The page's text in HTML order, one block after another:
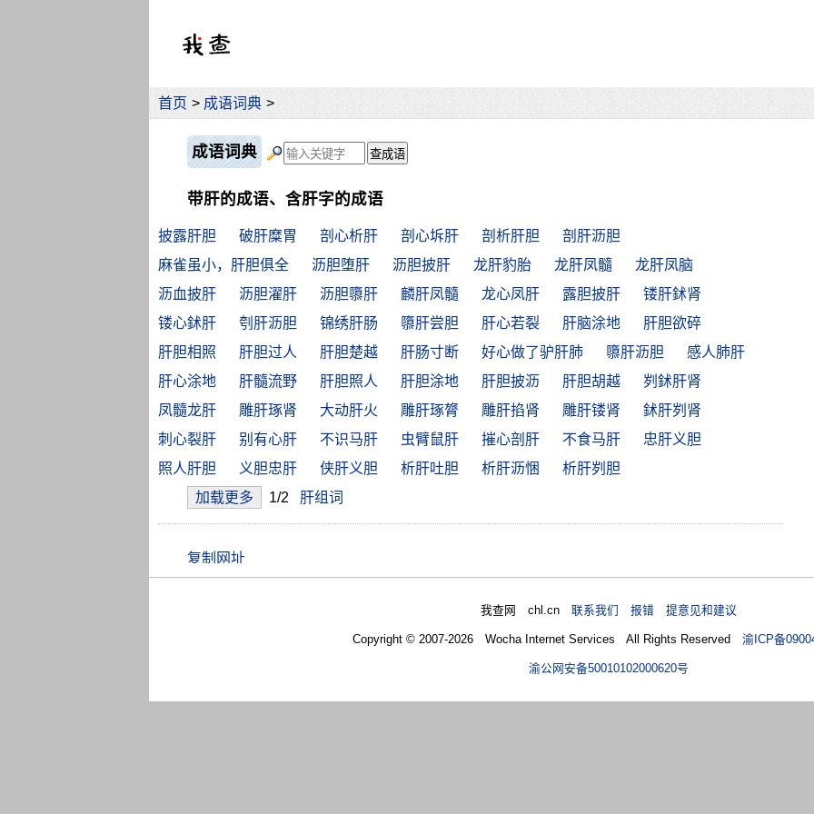
首页 > 成语词典 >
成语词典
带肝的成语、含肝字的成语
披露肝胆 破肝糜胃 剖心析肝 剖心坼肝 剖析肝胆
剖肝沥胆
麻雀虽小，肝胆俱全
沥胆堕肝 沥胆披肝 龙肝豹胎 龙肝凤髓
龙肝凤脑
沥血披肝
沥胆濯肝 沥胆隳肝 麟肝凤髓 龙心凤肝 露胆披肝
镂肝鉥肾
镂心鉥肝
刳肝沥胆 锦绣肝肠 隳肝尝胆 肝心若裂 肝脑涂地
肝胆欲碎
肝胆相照
肝胆过人 肝胆楚越 肝肠寸断 好心做了驴肝肺 隳肝沥胆
感人肺肝
肝心涂地
肝髓流野 肝胆照人 肝胆涂地 肝胆披沥 肝胆胡越
刿鉥肝肾
凤髓龙肝
雕肝琢肾 大动肝火 雕肝琢膂 雕肝掐肾 雕肝镂肾
鉥肝刿肾
刺心裂肝
别有心肝 不识马肝 虫臂鼠肝 摧心剖肝 不食马肝
忠肝义胆
照人肝胆
义胆忠肝 侠肝义胆 析肝吐胆 析肝沥悃
析肝刿胆
加载更多
1/2 肝组词
我查网 chl.cn联系我们 报错 提意见和建议
Copyright © 2007-2026 Wocha Internet Services All Rights Reserved渝ICP备
渝公网安备50010102000620号